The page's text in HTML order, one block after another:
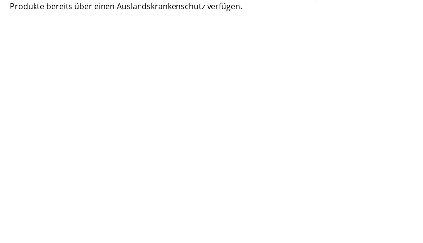
Produkte bereits über einen Auslandskrankenschutz verfügen.